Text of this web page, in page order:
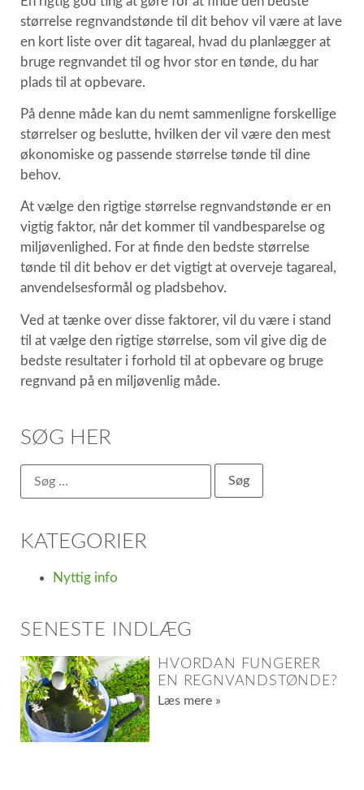
størrelse regnvandstønde til dit behov vil være at lave
en kort liste over dit tagareal, hvad du planlægger at
bruge regnvandet til og hvor stor en tønde, du har
plads til at opbevare.
På denne måde kan du nemt sammenligne forskellige
størrelser og beslutte, hvilken der vil være den mest
økonomiske og passende størrelse tønde til dine
behov.
At vælge den rigtige størrelse regnvandstønde er en
vigtig faktor, når det kommer til vandbesparelse og
miljøvenlighed. For at finde den bedste størrelse
tønde til dit behov er det vigtigt at overveje tagareal,
anvendelsesformål og pladsbehov.
Ved at tænke over disse faktorer, vil du være i stand
til at vælge den rigtige størrelse, som vil give dig de
bedste resultater i forhold til at opbevare og bruge
regnvand på en miljøvenlig måde.
SØG HER
KATEGORIER
Nyttig info
SENESTE INDLÆG
HVORDAN FUNGERER
EN REGNVANDSTØNDE?
Læs mere »